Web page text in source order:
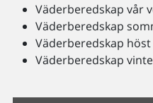
Väderberedskap vår
Väderberedskap
Väderberedskap höst
Väderberedskap